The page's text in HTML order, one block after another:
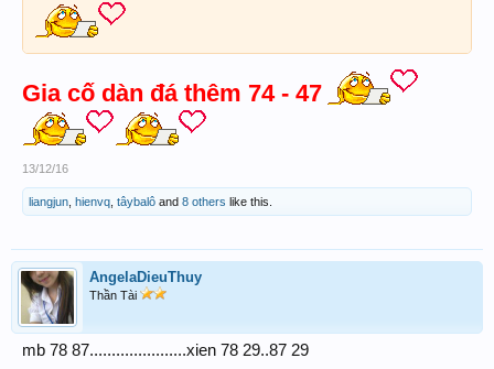
Gia cố dàn đá thêm 74 - 47
13/12/16
liangjun hienvq tâybalô and 8 others like this.
AngelaDieuThuy
Thần Tài
mb 78 87......................xien 78 29..87 29